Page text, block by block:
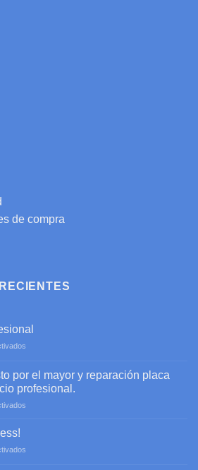
de compra
profesional
por el mayor y reparación placa
profesional.